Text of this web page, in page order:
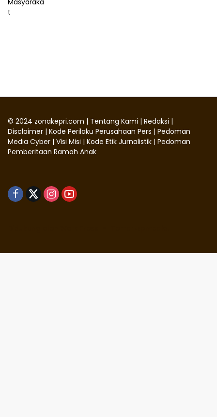
© 2024 zonakepri.com | Tentang Kami | Redaksi |
Disclaimer | Kode Perilaku Perusahaan Pers | Pedoman
Media Cyber | Visi Misi | Kode Etik Jurnalistik | Pedoman
Pemberitaan Ramah Anak